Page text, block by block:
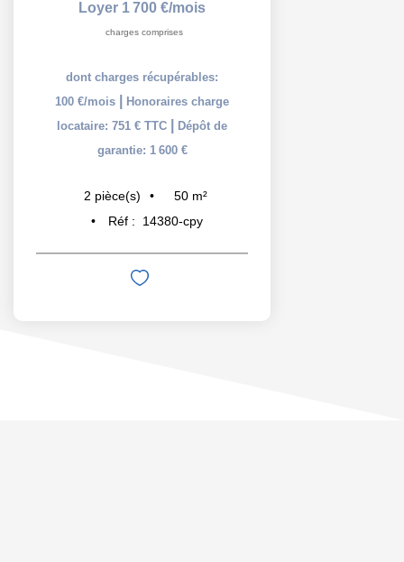
Loyer 1 700 €/mois
charges comprises
dont charges récupérables:
100 €/mois
Honoraires charge
locataire: 751 € TTC
Dépôt de
garantie: 1 600 €
2 pièce(s) 50 m²
Réf :
14380-cpy